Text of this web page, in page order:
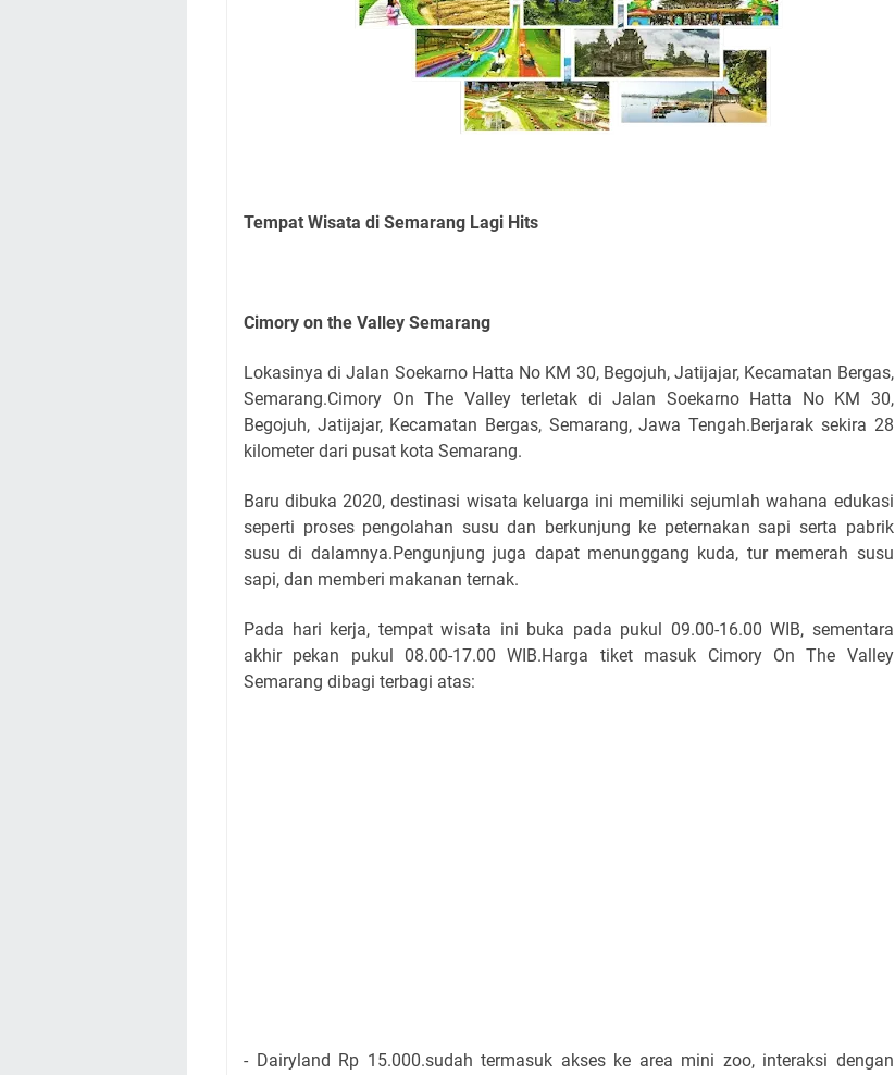
Tempat Wisata di Semarang Lagi Hits
Cimory on the Valley Semarang
Lokasinya di Jalan Soekarno Hatta No KM 30, Begojuh, Jatijajar, Kecamatan Bergas,
Semarang.Cimory On The Valley terletak di Jalan Soekarno Hatta No KM 30,
Begojuh, Jatijajar, Kecamatan Bergas, Semarang, Jawa Tengah.Berjarak sekira 28
kilometer dari pusat kota Semarang.
Baru dibuka 2020, destinasi wisata keluarga ini memiliki sejumlah wahana edukasi
seperti proses pengolahan susu dan berkunjung ke peternakan sapi serta pabrik
susu di dalamnya.Pengunjung juga dapat menunggang kuda, tur memerah susu
sapi, dan memberi makanan ternak.
Pada hari kerja, tempat wisata ini buka pada pukul 09.00-16.00 WIB, sementara
akhir pekan pukul 08.00-17.00 WIB.Harga tiket masuk Cimory On The Valley
Semarang dibagi terbagi atas:
- Dairyland Rp 15.000.sudah termasuk akses ke area mini zoo, interaksi dengan